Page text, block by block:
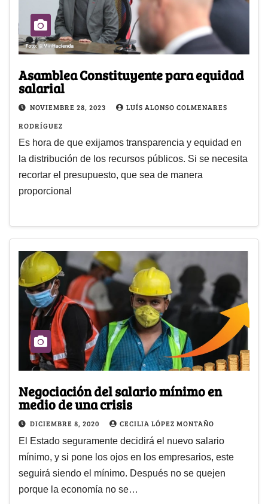
Asamblea Constituyente para equidad
salarial
NOVIEMBRE 28, 2023
LUÍS ALONSO COLMENARES
RODRÍGUEZ
Es hora de que exijamos transparencia y equidad en
la distribución de los recursos públicos. Si se necesita
recortar el presupuesto, que sea de manera
proporcional
Negociación del salario mínimo en
medio de una crisis
DICIEMBRE 8, 2020 CECILIA LÓPEZ MONTAÑO
El Estado seguramente decidirá el nuevo salario
mínimo, y si pone los ojos en los empresarios, este
seguirá siendo el mínimo. Después no se quejen
porque la economía no se…